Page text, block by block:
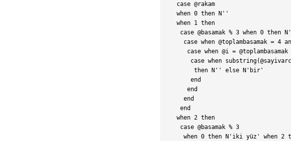
  case @rakam
  when 0 then N''
  when 1 then
case @basamak % 3 when 0 then
case when @toplambasamak = 4
case when @i = @toplambasamak
case when
       then N'' else N'bir'
      end
     end
    end
   end
  when 2 then
   case @basamak % 3
when 0 then N'iki yüz' when 2